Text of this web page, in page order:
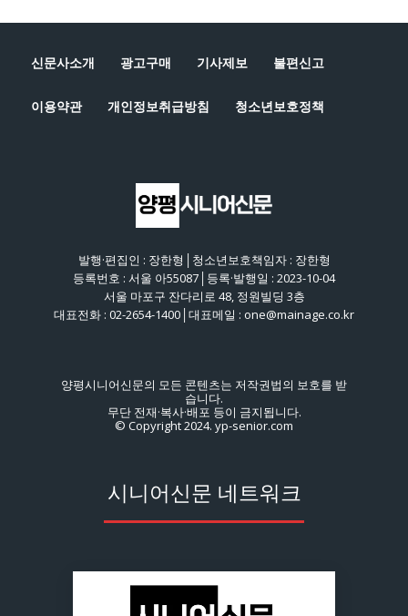
신문사소개 광고구매 기사제보 불편신고
이용약관 개인정보취급방침 청소년보호정책
발행·편집인 : 장한형│청소년보호책임자 : 장한형
등록번호 : 서울 아55087│등록·발행일 : 2023-10-04
서울 마포구 잔다리로 48, 정원빌딩 3층
대표전화 : 02-2654-1400│대표메일 : one@mainage.co.kr
양평시니어신문의 모든 콘텐츠는 저작권법의 보호를 받
습니다.
무단 전재·복사·배포 등이 금지됩니다.
© Copyright 2024. yp-senior.com
시니어신문 네트워크